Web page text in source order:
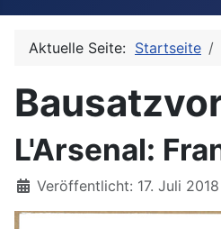
Aktuelle Seite: Startseite
L'Arsenal:
Details
Veröffentlicht: 17. Juli 2018